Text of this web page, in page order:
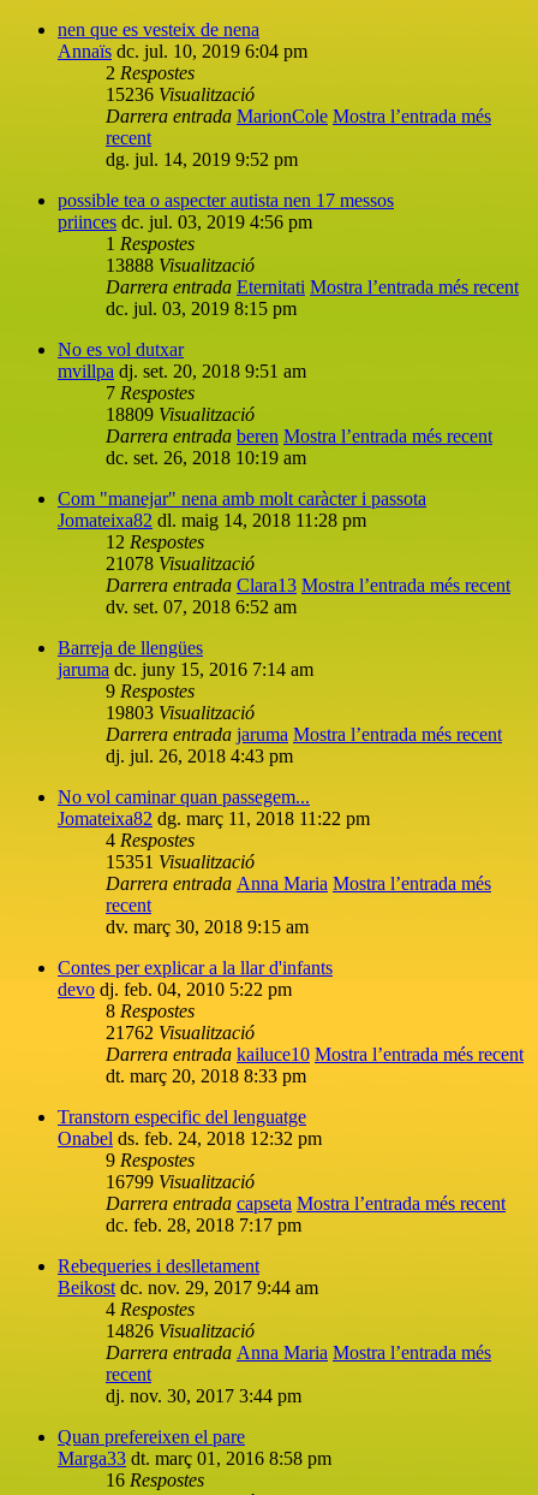
nen que es vesteix de nena
Annaïs dc. jul. 10, 2019 6:04 pm
2 Respostes
15236 Visualització
Darrera entrada MarionCole Mostra l’entrada més
recent
dg. jul. 14, 2019 9:52 pm
possible tea o aspecter autista nen 17 messos
priinces dc. jul. 03, 2019 4:56 pm
1 Respostes
13888 Visualització
Darrera entrada Eternitati Mostra l’entrada més recent
dc. jul. 03, 2019 8:15 pm
No es vol dutxar
mvillpa dj. set. 20, 2018 9:51 am
7 Respostes
18809 Visualització
Darrera entrada beren Mostra l’entrada més recent
dc. set. 26, 2018 10:19 am
Com "manejar" nena amb molt caràcter i passota
Jomateixa82 dl. maig 14, 2018 11:28 pm
12 Respostes
21078 Visualització
Darrera entrada Clara13 Mostra l’entrada més recent
dv. set. 07, 2018 6:52 am
Barreja de llengües
jaruma dc. juny 15, 2016 7:14 am
9 Respostes
19803 Visualització
Darrera entrada jaruma Mostra l’entrada més recent
dj. jul. 26, 2018 4:43 pm
No vol caminar quan passegem...
Jomateixa82 dg. març 11, 2018 11:22 pm
4 Respostes
15351 Visualització
Darrera entrada Anna Maria Mostra l’entrada més
recent
dv. març 30, 2018 9:15 am
Contes per explicar a la llar d'infants
devo dj. feb. 04, 2010 5:22 pm
8 Respostes
21762 Visualització
Darrera entrada kailuce10 Mostra l’entrada més recent
dt. març 20, 2018 8:33 pm
Transtorn especific del lenguatge
Onabel ds. feb. 24, 2018 12:32 pm
9 Respostes
16799 Visualització
Darrera entrada capseta Mostra l’entrada més recent
dc. feb. 28, 2018 7:17 pm
Rebequeries i deslletament
Beikost dc. nov. 29, 2017 9:44 am
4 Respostes
14826 Visualització
Darrera entrada Anna Maria Mostra l’entrada més
recent
dj. nov. 30, 2017 3:44 pm
Quan prefereixen el pare
Marga33 dt. març 01, 2016 8:58 pm
16 Respostes